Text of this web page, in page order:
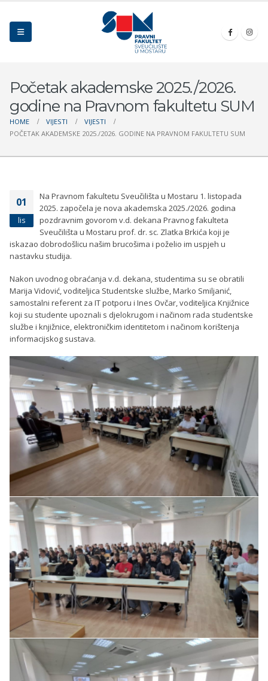
Početak akademske 2025./2026.
godine na Pravnom fakultetu SUM
HOME VIJESTI
VIJESTI
POČETAK AKADEMSKE 2025./2026. GODINE NA PRAVNOM FAKULTETU SUM
01
lis
Na Pravnom fakultetu Sveučilišta u Mostaru 1. listopada
2025. započela je nova akademska 2025./2026. godina
pozdravnim govorom v.d. dekana Pravnog fakulteta
Sveučilišta u Mostaru prof. dr. sc. Zlatka Brkića koji je
iskazao dobrodošlicu našim brucošima i poželio im uspjeh u
nastavku studija.
Nakon uvodnog obraćanja v.d. dekana, studentima su se obratili
Marija Vidović, voditeljica Studentske službe, Marko Smiljanić,
samostalni referent za IT potporu i Ines Ovčar, voditeljica Knjižnice
koji su studente upoznali s djelokrugom i načinom rada studentske
službe i knjižnice, elektroničkim identitetom i načinom korištenja
informacijskog sustava.